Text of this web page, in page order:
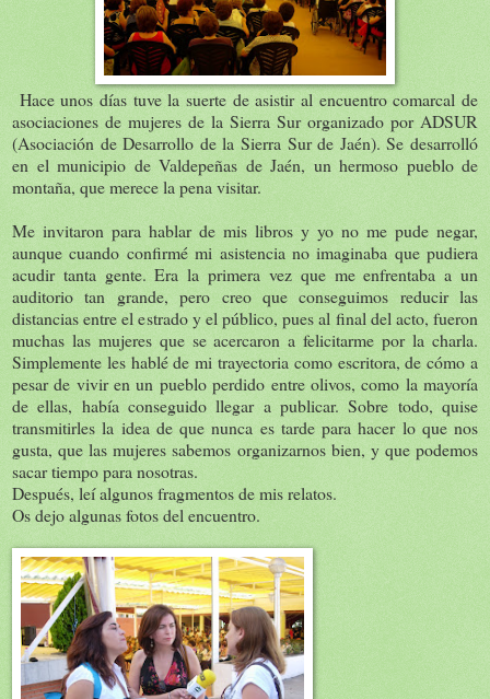
Hace unos días tuve la suerte de asistir al encuentro comarcal de
asociaciones de mujeres de la Sierra Sur organizado por ADSUR
(Asociación de Desarrollo de la Sierra Sur de Jaén). Se desarrolló
en el municipio de Valdepeñas de Jaén, un hermoso pueblo de
montaña, que merece la pena visitar.
Me invitaron para hablar de mis libros y yo no me pude negar,
aunque cuando confirmé mi asistencia no imaginaba que pudiera
acudir tanta gente. Era la primera vez que me enfrentaba a un
auditorio tan grande, pero creo que conseguimos reducir las
distancias entre el estrado y el público, pues al final del acto, fueron
muchas las mujeres que se acercaron a felicitarme por la charla.
Simplemente les hablé de mi trayectoria como escritora, de cómo a
pesar de vivir en un pueblo perdido entre olivos, como la mayoría
de ellas, había conseguido llegar a publicar. Sobre todo, quise
transmitirles la idea de que nunca es tarde para hacer lo que nos
gusta, que las mujeres sabemos organizarnos bien, y que podemos
sacar tiempo para nosotras.
Después, leí algunos fragmentos de mis relatos.
Os dejo algunas fotos del encuentro.